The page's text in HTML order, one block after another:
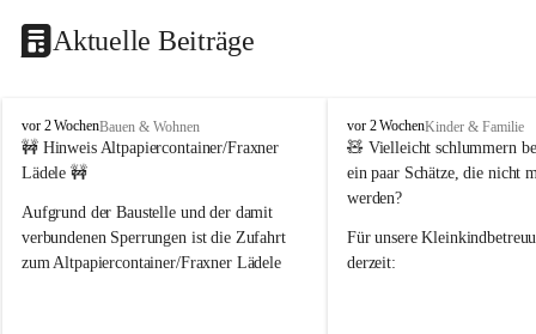
Aktuelle Beiträge
F
r
a
e
r
n
vor 2 WochenBauen & Wohnen
🚧 Hinweis Altpapiercontainer/Fraxner
Lädele 🚧
Aufgrund der Baustelle und der damit
verbundenen Sperrungen ist die Zufahrt
zum Altpapiercontainer/Fraxner Lädele
F
r
a
x
r
n
vor 2 WochenKinder & Familie
🧸 Vielleicht schlummern
ein paar Schätze, die nicht
werden?
Für unsere
derzeit: